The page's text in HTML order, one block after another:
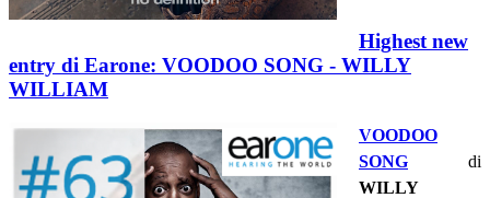
Highest new
entry di Earone: VOODOO SONG - WILLY
WILLIAM
VOODOO
SONG di
WILLY